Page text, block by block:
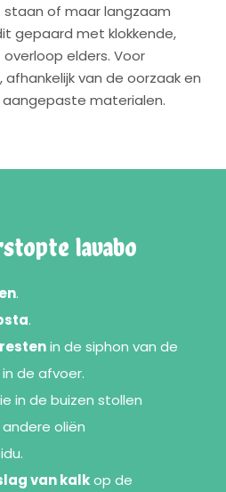
of maar langzaam
gepaard met klokkende,
elders. Voor
van de oorzaak en
materialen.
lavabo
.
.
in de siphon van de
de afvoer.
in de buizen stollen
oliën
van kalkop de